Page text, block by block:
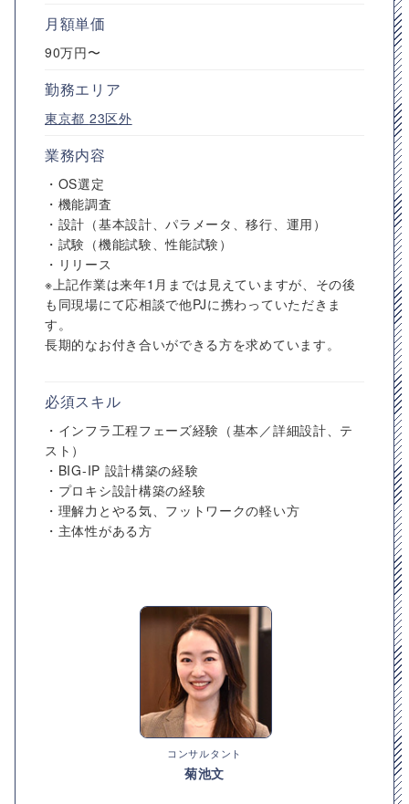
月額単価
90万円〜
勤務エリア
東京都 23区外
業務内容
・OS選定
・機能調査
・設計（基本設計、パラメータ、移行、運用）
・試験（機能試験、性能試験）
・リリース
※上記作業は来年1月までは見えていますが、その後
も同現場にて応相談で他PJに携わっていただきま
す。
長期的なお付き合いができる方を求めています。
必須スキル
・インフラ工程フェーズ経験（基本／詳細設計、テ
スト）
・BIG-IP 設計構築の経験
・プロキシ設計構築の経験
・理解力とやる気、フットワークの軽い方
・主体性がある方
コンサルタント
菊池文